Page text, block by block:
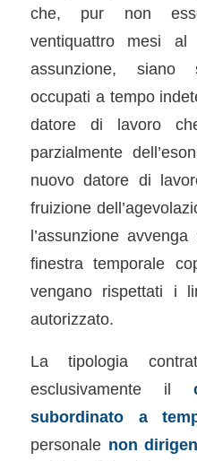
che, pur non
ventiquattro mesi al
assunzione, siano
occupati a tempo
datore di lavoro
parzialmente
nuovo datore di
fruizione
l’assunzione
finestra temporale
vengano rispettati i
autorizzato.
La tipologia
esclusivamente il
subordinato a
personale non